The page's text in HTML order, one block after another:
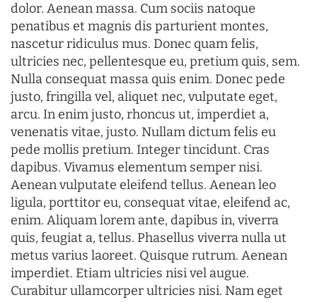
dolor. Aenean massa. Cum sociis natoque
penatibus et magnis dis parturient montes,
nascetur ridiculus mus. Donec quam felis,
ultricies nec, pellentesque eu, pretium quis, sem.
Nulla consequat massa quis enim. Donec pede
justo, fringilla vel, aliquet nec, vulputate eget,
arcu. In enim justo, rhoncus ut, imperdiet a,
venenatis vitae, justo. Nullam dictum felis eu
pede mollis pretium. Integer tincidunt. Cras
dapibus. Vivamus elementum semper nisi.
Aenean vulputate eleifend tellus. Aenean leo
ligula, porttitor eu, consequat vitae, eleifend ac,
enim. Aliquam lorem ante, dapibus in, viverra
quis, feugiat a, tellus. Phasellus viverra nulla ut
metus varius laoreet. Quisque rutrum. Aenean
imperdiet. Etiam ultricies nisi vel augue.
Curabitur ullamcorper ultricies nisi. Nam eget